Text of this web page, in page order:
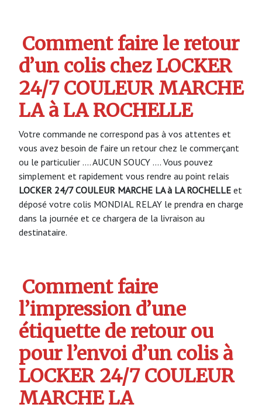
Comment faire le retour
d’un colis chez LOCKER
24/7 COULEUR MARCHE
LA à LA ROCHELLE
Votre commande ne correspond pas à vos attentes et
vous avez besoin de faire un retour chez le commerçant
ou le particulier …. AUCUN SOUCY …. Vous pouvez
simplement et rapidement vous rendre au point relais
LOCKER 24/7 COULEUR MARCHE LA à LA ROCHELLE et
déposé votre colis MONDIAL RELAY le prendra en charge
dans la journée et ce chargera de la livraison au
destinataire.
Comment faire
l’impression d’une
étiquette de retour ou
pour l’envoi d’un colis à
LOCKER 24/7 COULEUR
MARCHE LA